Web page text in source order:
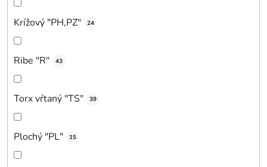
Krížový "PH,PZ" 24
Ribe "R" 43
Torx vŕtaný "TS" 39
Plochý "PL" 15